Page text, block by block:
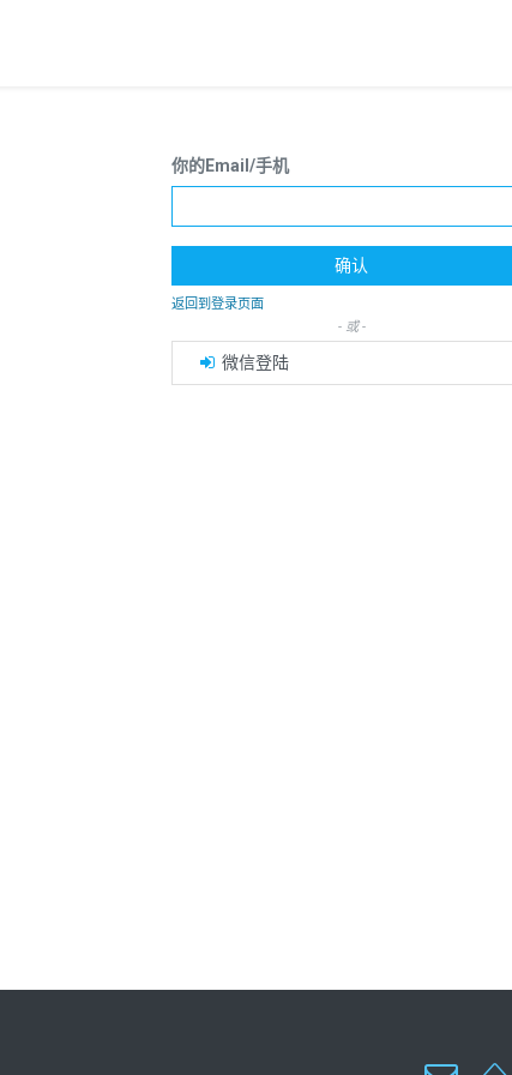
你的Email/手机
确认
返回到登录页面
- 或 -
微信登陆